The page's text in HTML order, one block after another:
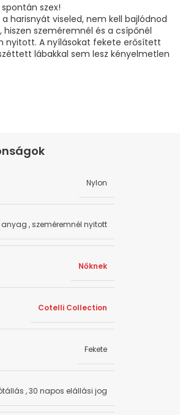
szex!
harisnyát viseled, nem kell bajlódnod
szeméremnél és a csípőnél
nyitott. A nyílásokat fekete erősített
lábakkal sem lesz kényelmetlen
Nylon
,szeméremnél nyitott
Nőknek
Cotelli Collection
Fekete
,30 napos elállási jog